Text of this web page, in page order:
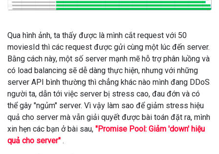
Qua hình ảnh, ta thấy được là mình cắt request với 50
moviesId thì các request được gửi cùng một lúc đến server.
Bằng cách này, một số server mạnh mẽ hỗ trợ phân luồng và
có load balancing sẽ dễ dàng thực hiện, nhưng với những
server API bình thường thì chẳng khác nào mình đang DDoS
người ta, dẫn tới việc server bị stress cao, đau đớn và có
thể gây "ngủm" server. Vì vậy làm sao để giảm stress hiệu
quả cho server mà vẫn giải quyết được bài toán đặt ra, mình
xin hẹn các bạn ở bài sau, "Promise Pool: Giảm 'down' hiệu
quả cho server" .